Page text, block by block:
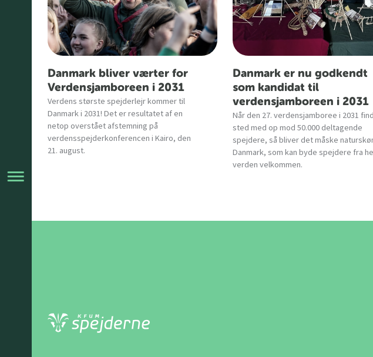
Danmark bliver værter for
Verdensjamboreen i 2031
Verdens største spejderlejr kommer til
Danmark i 2031! Det er resultatet af en
netop overstået afstemning på
verdensspejderkonferencen i Kairo, den
21. august.
Danmark er nu godkendt
som kandidat til
verdensjamboreen i 2031
Når den 27. verdensjamboree i 2031
sted med op mod 50.000 deltagende
spejdere, så bliver det måske
Danmark, som kan byde spejdere fra
verden velkommen.